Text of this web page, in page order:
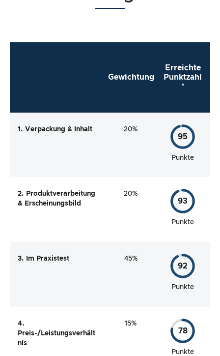
Gewichtung
Erreichte
Punktzahl
*
1. Verpackung & Inhalt 20%
95
Punkte
2. Produktverarbeitung
& Erscheinungsbild
20%
93
Punkte
3. Im Praxistest 45%
92
Punkte
4.
Preis-/Leistungsverhält
nis
15%
78
Punkte